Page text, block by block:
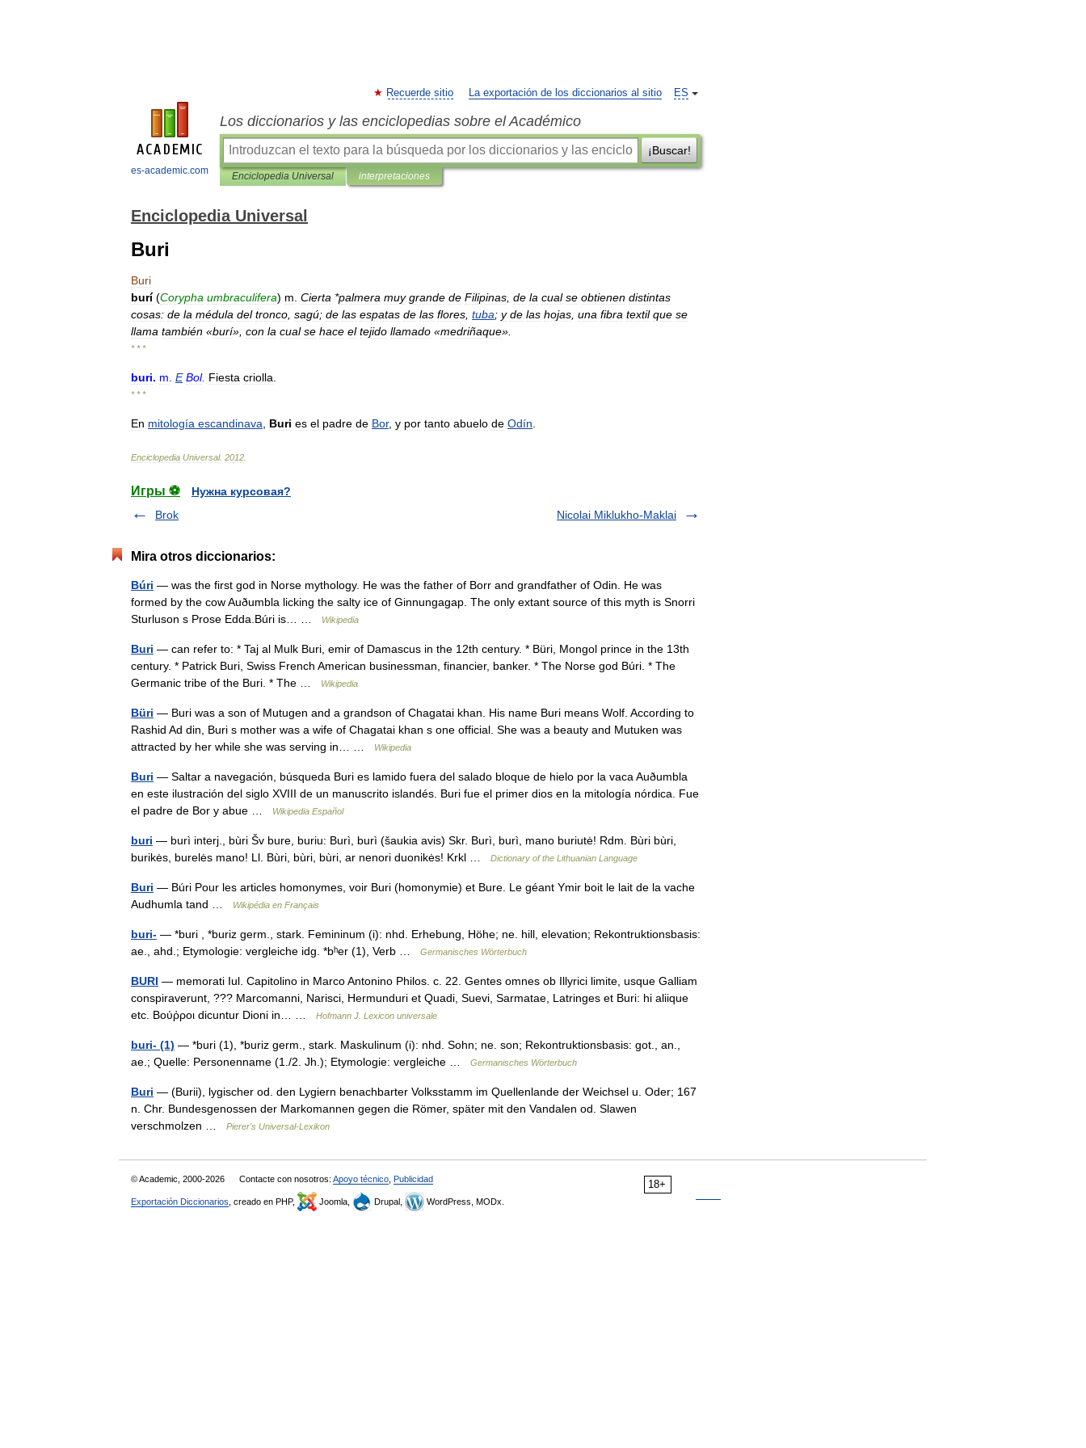
es-academic.com
ES
Recuerde sitio La exportación de los diccionarios al sitio
Los diccionarios y las enciclopedias sobre el Académico
¡Buscar!
Enciclopedia Universal interpretaciones
Enciclopedia Universal
Buri
Buri
burí (Corypha umbraculifera) m Cierta *palmera muy grande de Filipinas de la cual se obtienen distintas
cosas: de la médula del tronco sagú; de las espatas de las flores tuba; y de las hojas una fibra textil que se
llama también «burí», con la cual se hace el tejido llamado «medriñaque».
* * *
buri. m E Bol. Fiesta criolla
* * *
En mitología escandinava Buri es el padre de Bor, y por tanto abuelo de Odín
Enciclopedia Universal. 2012
Игры ⚽
Нужна курсовая?
Brok
Nicolai Miklukho-Maklai
Mira otros diccionarios:
Búri — was the first god in Norse mythology. He was the father of Borr and grandfather of Odin. He was
formed by the cow Auðumbla licking the salty ice of Ginnungagap. The only extant source of this myth is Snorri
Sturluson s Prose Edda.Búri is… …
Wikipedia
Buri — can refer to: * Taj al Mulk Buri, emir of Damascus in the 12th century. * Büri, Mongol prince in the 13th
century. * Patrick Buri, Swiss French American businessman, financier, banker. * The Norse god Búri. * The
Germanic tribe of the Buri. * The …
Wikipedia
Büri — Buri was a son of Mutugen and a grandson of Chagatai khan. His name Buri means Wolf. According to
Rashid Ad din, Buri s mother was a wife of Chagatai khan s one official. She was a beauty and Mutuken was
attracted by her while she was serving in… …
Wikipedia
Buri — Saltar a navegación, búsqueda Buri es lamido fuera del salado bloque de hielo por la vaca Auðumbla
en este ilustración del siglo XVIII de un manuscrito islandés. Buri fue el primer dios en la mitología nórdica. Fue
el padre de Bor y abue …
Wikipedia Español
buri — burì interj., bùri Šv bure, buriu: Burì, burì (šaukia avis) Skr. Burì, burì, mano buriutė! Rdm. Bùri bùri,
burikės, burelės mano! Ll. Bùri, bùri, bùri, ar nenori duonikės! Krkl …
Dictionary of the Lithuanian Language
Buri — Búri Pour les articles homonymes, voir Buri (homonymie) et Bure. Le géant Ymir boit le lait de la vache
Audhumla tand …
Wikipédia en Français
buri- — *buri , *buriz germ., stark. Femininum (i): nhd. Erhebung, Höhe; ne. hill, elevation; Rekontruktionsbasis:
ae., ahd.; Etymologie: vergleiche idg. *bʰer (1), Verb …
Germanisches Wörterbuch
BURI — memorati Iul. Capitolino in Marco Antonino Philos. c. 22. Gentes omnes ob Illyrici limite, usque Galliam
conspiraverunt, ??? Marcomanni, Narisci, Hermunduri et Quadi, Suevi, Sarmatae, Latringes et Buri: hi aliique
etc. Βούῤροι dicuntur Dioni in… …
Hofmann J. Lexicon universale
buri- (1) — *buri (1), *buriz germ., stark. Maskulinum (i): nhd. Sohn; ne. son; Rekontruktionsbasis: got., an.,
ae.; Quelle: Personenname (1./2. Jh.); Etymologie: vergleiche …
Germanisches Wörterbuch
Buri — (Burii), lygischer od. den Lygiern benachbarter Volksstamm im Quellenlande der Weichsel u. Oder; 167
n. Chr. Bundesgenossen der Markomannen gegen die Römer, später mit den Vandalen od. Slawen
verschmolzen …
Pierer's Universal-Lexikon
18+
© Academic, 2000-2026 Contacte con nosotros: Apoyo técnico Publicidad
Exportación Diccionarios , creado en PHP, Joomla, Drupal, WordPress, MODx.